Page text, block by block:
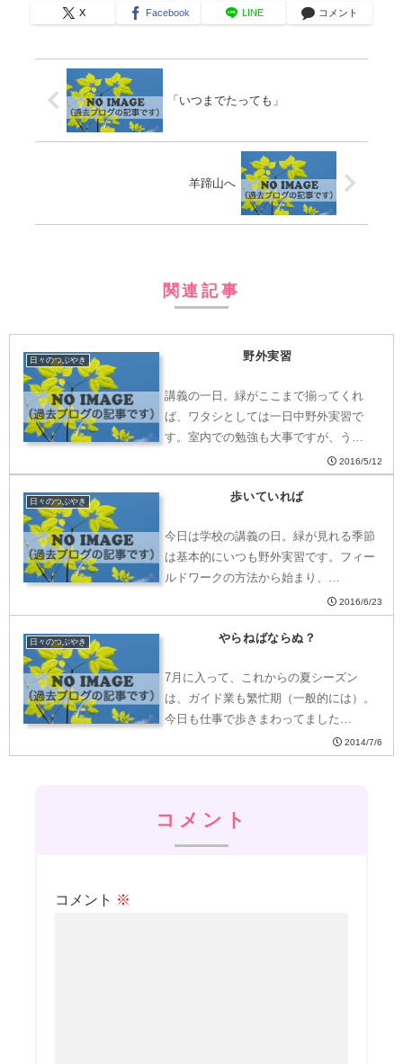
X Facebook LINE コメント
「いつまでたっても」
羊蹄山へ
関連記事
日々のつぶやき 野外実習
講義の一日。緑がここまで揃ってくれ
ば、ワタシとしては一日中野外実習で
す。室内での勉強も大事ですが、う…
2016/5/12
日々のつぶやき 歩いていれば
今日は学校の講義の日。緑が見れる季節
は基本的にいつも野外実習です。フィー
ルドワークの方法から始まり、…
2016/6/23
日々のつぶやき やらねばならぬ？
7月に入って、これからの夏シーズン
は、ガイド業も繁忙期（一般的には）。
今日も仕事で歩きまわってました…
2014/7/6
コメント
コメント ※